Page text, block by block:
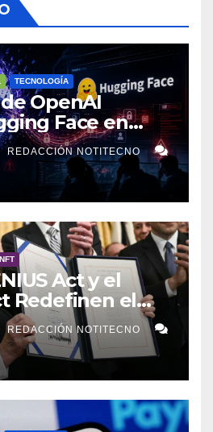
TECNOLOGÍA
OpenAI
Face en
Sin Precedentes
REDACCIÓN NOTITECNO
Act y el
Redefinen el
Stablecoins y la
REDACCIÓN NOTITECNO